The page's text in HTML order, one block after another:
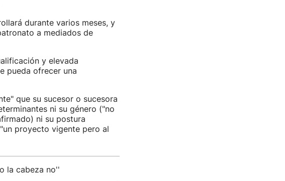
durante varios meses, y
a mediados de
y elevada
pueda ofrecer una
que su sucesor o sucesora
ni su género ("no
ni su postura
proyecto vigente pero al
la cabeza no''